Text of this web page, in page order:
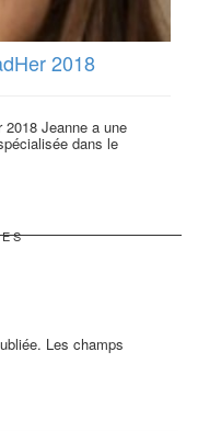
2018
Jeanne a une
dans le
Les champs